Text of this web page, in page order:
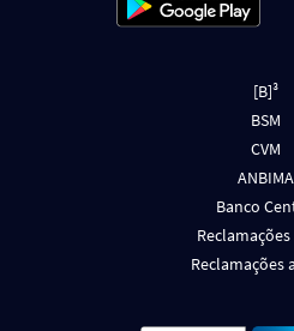
[B]³
BSM
CVM
ANBIMA
Banco
Reclamações
Reclamações